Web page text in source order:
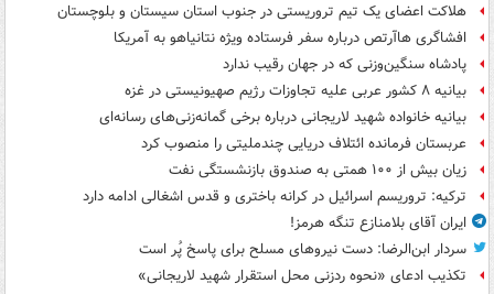
هلاکت اعضای یک تیم تروریستی در جنوب استان سیستان و بلوچستان
افشاگری هاآرتص درباره سفر فرستاده ویژه نتانیاهو به آمریکا
پادشاه سنگین‌وزنی که در جهان رقیب ندارد
بیانیه ۸ کشور عربی علیه تجاوزات رژیم صهیونیستی در غزه
بیانیه خانواده شهید لاریجانی درباره برخی گمانه‌زنی‌های رسانه‌ای
عربستان فرمانده ائتلاف دریایی چندملیتی را منصوب کرد
زیان بیش از ۱۰۰ همتی به صندوق‌ بازنشستگی نفت
ترکیه: تروریسم اسرائیل در کرانه باختری و قدس اشغالی ادامه دارد
ایران آقای بلامنازع تنگه هرمز!
سردار ابن‌الرضا: دست نیروهای مسلح برای پاسخ پُر است
تکذیب ادعای «نحوه ردزنی محل استقرار شهید لاریجانی»